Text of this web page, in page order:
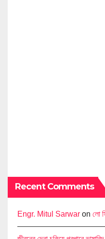
Recent Comments
Engr. Mitul Sarwar on লো